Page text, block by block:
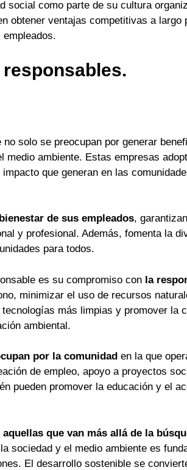
social como parte de su cultura
obtener ventajas competitivas a largo
no solo se preocupan por generar
ambiente. Estas empresas
que generan en las
de sus empleados,
y profesional. Además, fomenta la
para todos.
es su compromiso con la
minimizar el uso de recursos
más limpias y promover la
ambiental.
por la comunidad en la que
de empleo, apoyo a proyectos
pueden promover la educación y el
que van más allá de la
sociedad y el medio ambiente es
El desarrollo sostenible se